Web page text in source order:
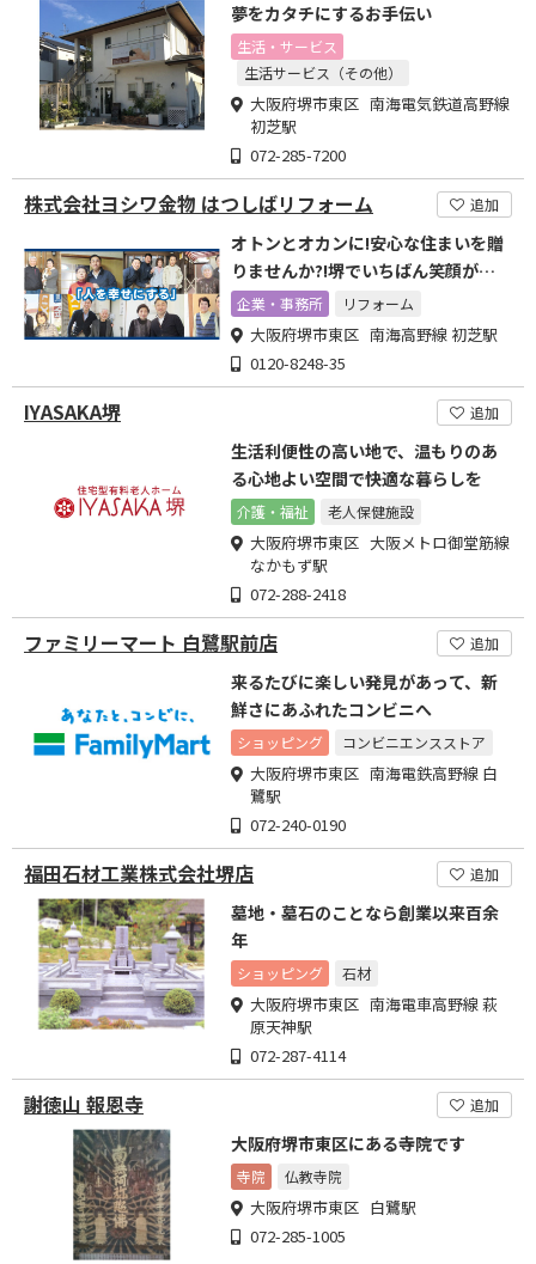
夢をカタチにするお手伝い
生活・サービス
生活サービス（その他）
大阪府堺市東区 南海電気鉄道高野線
初芝駅
072-285-7200
株式会社ヨシワ金物 はつしばリフォーム 追加
オトンとオカンに!安心な住まいを贈
りませんか?!堺でいちばん笑顔が集
まるリフォーム店
企業・事務所 リフォーム
大阪府堺市東区 南海高野線 初芝駅
0120-8248-35
IYASAKA堺 追加
生活利便性の高い地で、温もりのあ
る心地よい空間で快適な暮らしを
介護・福祉 老人保健施設
大阪府堺市東区 大阪メトロ御堂筋線
なかもず駅
072-288-2418
ファミリーマート 白鷺駅前店 追加
来るたびに楽しい発見があって、新
鮮さにあふれたコンビニへ
ショッピング コンビニエンスストア
大阪府堺市東区 南海電鉄高野線 白
鷺駅
072-240-0190
福田石材工業株式会社堺店 追加
墓地・墓石のことなら創業以来百余
年
ショッピング 石材
大阪府堺市東区 南海電車高野線 萩
原天神駅
072-287-4114
謝徳山 報恩寺 追加
大阪府堺市東区にある寺院です
寺院 仏教寺院
大阪府堺市東区 白鷺駅
072-285-1005